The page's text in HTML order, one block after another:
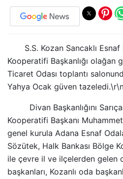
S.S. Kozan Sancaklı Esnaf
Kooperatifi Başkanlığı olağan
Ticaret Odası toplantı
Yahya Ocak güven
Divan Başkanlığını
Kooperatifi Başkanı Muhammet
genel kurula Adana Esnaf
Sözütek, Halk Bankası Bölge
ile çevre il ve ilçelerden gelen
başkanları, Kozanlı oda